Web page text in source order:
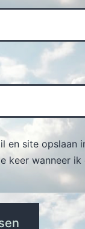
en site opslaan
keer wanneer ik